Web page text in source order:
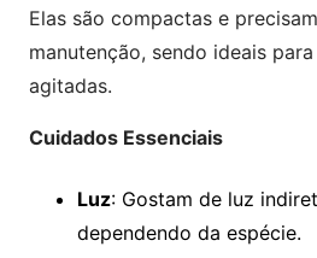
Elas são compactas e
manutenção, sendo ideais
agitadas.
Cuidados Essenciais
Luz: Gostam de luz
dependendo da espécie.